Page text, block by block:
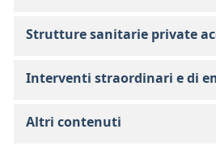
Strutture sanitarie private
Interventi straordinari e di
Altri contenuti